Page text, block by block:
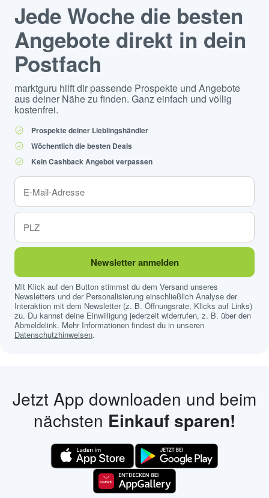
Jede Woche die besten
Angebote direkt in dein
Postfach
marktguru hilft dir passende Prospekte und Angebote
aus deiner Nähe zu finden. Ganz einfach und völlig
kostenfrei.
Prospekte deiner Lieblingshändler
Wöchentlich die besten Deals
Kein Cashback Angebot verpassen
Newsletter anmelden
Mit Klick auf den Button stimmst du dem Versand unseres
Newsletters und der Personalisierung einschließlich Analyse der
Interaktion mit dem Newsletter (z. B. Öffnungsrate, Klicks auf Links)
zu. Du kannst deine Einwilligung jederzeit widerrufen, z. B. über den
Abmeldelink. Mehr Informationen findest du in unseren
Datenschutzhinweisen.
Jetzt App downloaden und beim
nächsten Einkauf sparen!